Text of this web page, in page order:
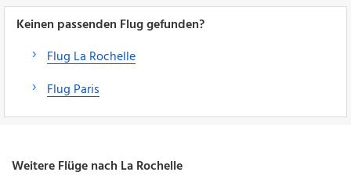
Keinen passenden Flug gefunden?
Flug La Rochelle
Flug Paris
Weitere Flüge nach La Rochelle